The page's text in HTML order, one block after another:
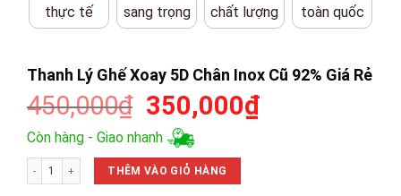
thực tế
sang trọng
chất lượng
toàn quốc
Thanh Lý Ghế Xoay 5D Chân Inox Cũ 92% Giá Rẻ
450,000₫ Giá
gốc
là:
450,000₫.
350,000₫Giá
Còn hàng - Giao nhanh
Thanh Lý Ghế Xoay 5D Chân Inox Cũ 92% Giá Rẻ số lượng
THÊM VÀO GIỎ HÀNG